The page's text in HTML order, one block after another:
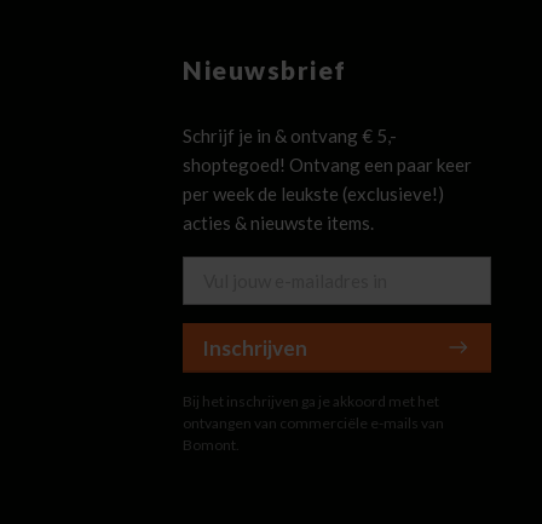
Nieuwsbrief
Schrijf je in & ontvang € 5,-
shoptegoed! Ontvang een paar keer
per week de leukste (exclusieve!)
acties & nieuwste items.
Inschrijven
Bij het inschrijven ga je akkoord met het
ontvangen van commerciële e-mails van
Bomont.